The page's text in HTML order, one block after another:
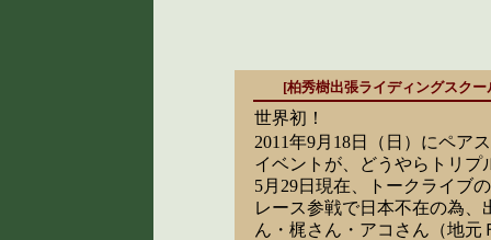
[柏秀樹出張ライディングスク
世界初！
2011年9月18日（日）にペア
イベントが、どうやらトリ
5月29日現在、トークライブ
レース参戦で日本不在の為
ん・梶さん・アコさん（地